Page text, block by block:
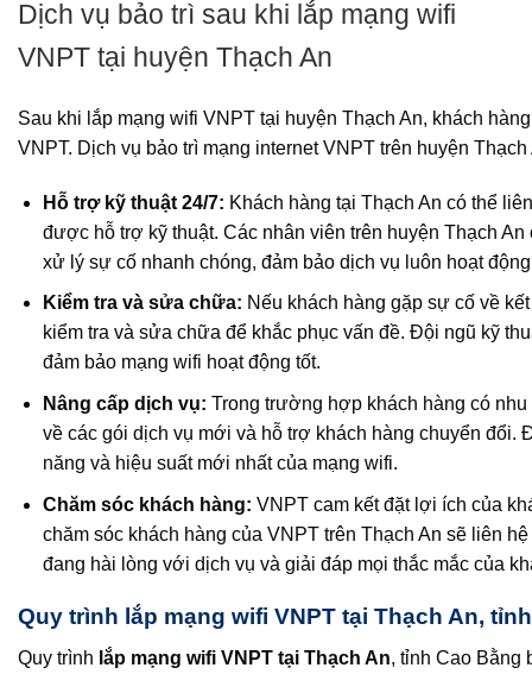
Dịch vụ bảo trì sau khi lắp mạng wifi
VNPT tại huyện Thạch An
Sau khi lắp mạng wifi VNPT tại huyện Thạch An, khách
VNPT. Dịch vụ bảo trì mạng internet VNPT trên huyện
Hỗ trợ kỹ thuật 24/7: Khách hàng tại Thạch An có thể
được hỗ trợ kỹ thuật. Các nhân viên trên huyện Thạch
xử lý sự cố nhanh chóng, đảm bảo dịch vụ luôn hoạt
Kiểm tra và sửa chữa: Nếu khách hàng gặp sự cố về
kiểm tra và sửa chữa để khắc phục vấn đề. Đội ngũ kỹ
đảm bảo mạng wifi hoạt động tốt.
Nâng cấp dịch vụ: Trong trường hợp khách hàng có
về các gói dịch vụ mới và hỗ trợ khách hàng chuyển
năng và hiệu suất mới nhất của mạng wifi.
Chăm sóc khách hàng: VNPT cam kết đặt lợi ích của
chăm sóc khách hàng của VNPT trên Thạch An sẽ liên
đang hài lòng với dịch vụ và giải đáp mọi thắc mắc của
Quy trình lắp mạng wifi VNPT tại Thạch An,
Quy trình lắp mạng wifi VNPT tại Thạch An, tỉnh Cao Bằng